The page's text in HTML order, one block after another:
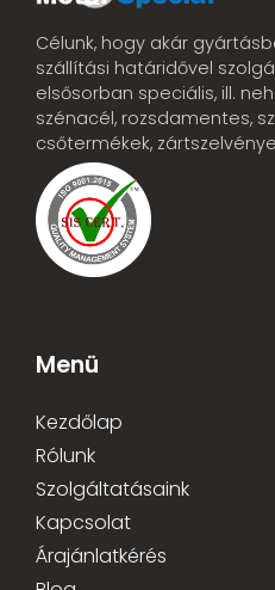
Célunk, hogy akár
szállítási határidővel
elsősorban speciális, ill.
szénacél, rozsdamentes,
csőtermékek,
Menü
Kezdőlap
Rólunk
Szolgáltatásaink
Kapcsolat
Árajánlatkérés